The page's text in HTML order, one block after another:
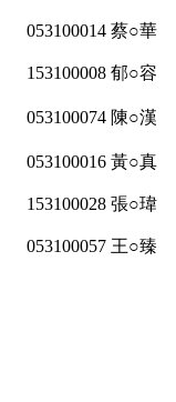
053100014 蔡○華
153100008 郁○容
053100074 陳○漢
053100016 黃○真
153100028 張○瑋
053100057 王○臻